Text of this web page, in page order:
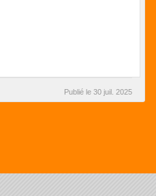
Publié le 30 juil. 2025